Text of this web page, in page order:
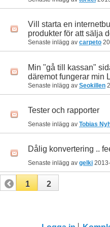
Vill starta en
produkter för att sälja
Senaste inlägg av carpeto
Min "gå till kassan"
däremot fungerar min
Senaste inlägg av Seokillen
Tester och rapporter
Senaste inlägg av Tobias
Dålig konvertering ..
Senaste inlägg av gelki
1 2